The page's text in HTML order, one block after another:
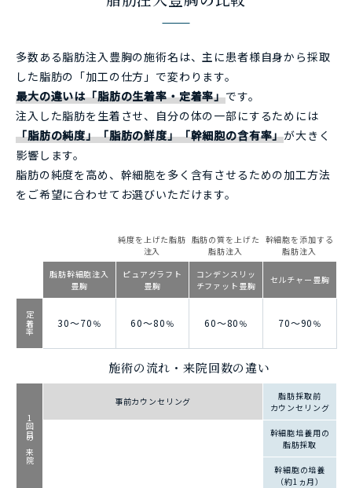
多数ある脂肪注入豊胸の施術名は、主に患者様自身から採取
した脂肪の「加工の仕方」で変わります。
最大の違いは「脂肪の生着率・定着率」です。
注入した脂肪を生着させ、自分の体の一部にするためには
「脂肪の純度」「脂肪の鮮度」「幹細胞の含有率」が大きく
影響します。
脂肪の純度を高め、幹細胞を多く含有させるための加工方法
をご希望に合わせてお選びいただけます。
純度を上げた脂肪
注入
脂肪の質を上げた
脂肪注入
幹細胞を添加する
脂肪注入
脂肪幹細胞注入
豊胸
ピュアグラフト
豊胸
コンデンスリッ
チファット豊胸
セルチャー豊胸
定着率 30～70 ％ 60～80 ％ 60～80 ％ 70～90 ％
施術の流れ・来院回数の違い
1回目の来院
事前カウンセリング
脂肪採取前
カウンセリング
幹細胞培養用の
脂肪採取
幹細胞の培養
（約1ヵ月）